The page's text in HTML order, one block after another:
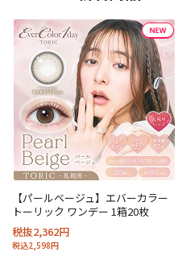
【パールベージュ】エバーカラー
トーリック ワンデー 1箱20枚
税抜2,362円
税込2,598円